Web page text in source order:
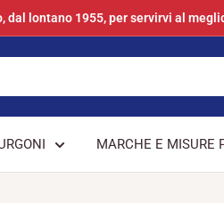
dal lontano 1955, per servirvi al
MARCHE E MISURE